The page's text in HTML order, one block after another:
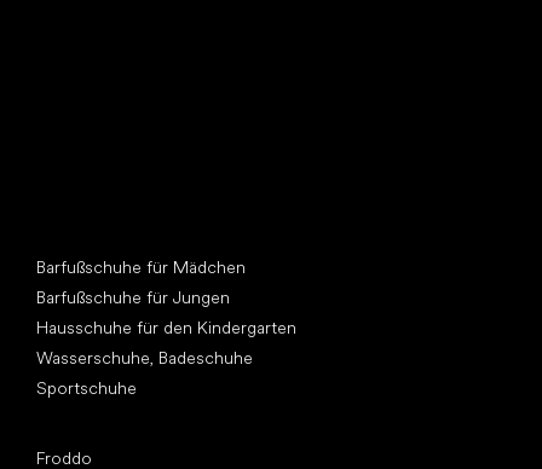
Barfußschuhe für Mädchen
Barfußschuhe für Jungen
Hausschuhe für den Kindergarten
Wasserschuhe, Badeschuhe
Sportschuhe
Froddo